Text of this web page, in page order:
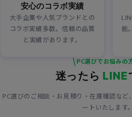
安心のコラボ実績
大手企業や人気ブランドとの
コラボ実績多数。信頼の品質
と実績があります。
能
\PC選びでお悩みの
迷ったら LINE
PC選びのご相談・お見積り・在庫確認な
ートいたします。